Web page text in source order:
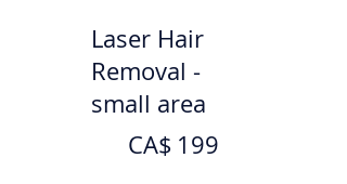
Laser Hair
Removal -
small area
CA$ 199